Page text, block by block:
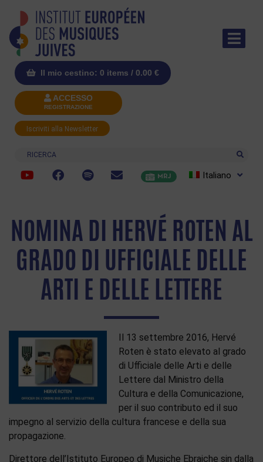
Il mio cestino: 0 items / 0.00 €
ACCESSO
REGISTRAZIONE
Iscriviti alla Newsletter
Ricerca
MRJ Italiano
NOMINA DI HERVÉ ROTEN AL
GRADO DI UFFICIALE DELLE
ARTI E DELLE LETTERE
Il 13 settembre 2016, Hervé
Roten è stato elevato al grado
di Ufficiale delle Arti e delle
Lettere dal Ministro della
Cultura e della Comunicazione,
per il suo contributo ed il suo
impegno al servizio della cultura francese e della sua
propagazione.
Direttore dell’Istituto Europeo di Musiche Ebraiche sin dalla